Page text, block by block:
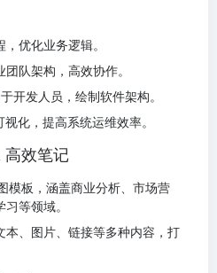
优化业务逻辑。
队架构，高效协作。
开发人员，绘制软件架构。
化，提高系统运维效率。
效笔记
模板，涵盖商业分析、市场营
等领域。
本、图片、链接等多种内容，打